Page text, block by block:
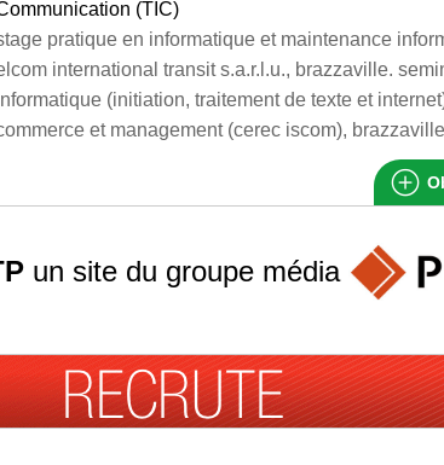
(TIC)
pratique en informatique et maintenance
international transit s.a.r.l.u., brazzaville.
(initiation, traitement de texte et
et management (cerec iscom),
un site du groupe média